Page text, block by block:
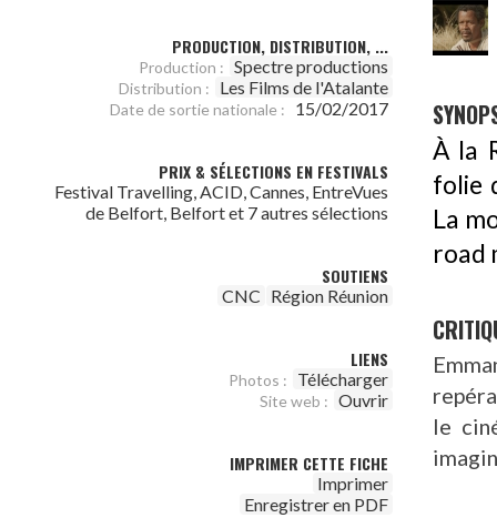
PRODUCTION, DISTRIBUTION, ...
Production : Spectre productions
Distribution : Les Films de l'Atalante
Date de sortie nationale : 15/02/2017
PRIX & SÉLECTIONS EN FESTIVALS
Festival Travelling, ACID, Cannes, EntreVues
de Belfort, Belfort et 7 autres sélections
SOUTIENS
CNC Région Réunion
LIENS
Photos : Télécharger
Site web : Ouvrir
IMPRIMER CETTE FICHE
Imprimer
Enregistrer en PDF
À la
folie
La
road
le